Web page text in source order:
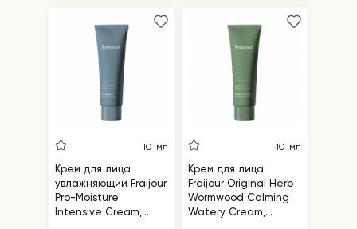
10 мл
Крем для лица
увлажняющий Fraijour
Pro-Moisture
Intensive Cream,
10 мл
Крем для лица
Fraijour Original Herb
Wormwood Calming
Watery Cream,